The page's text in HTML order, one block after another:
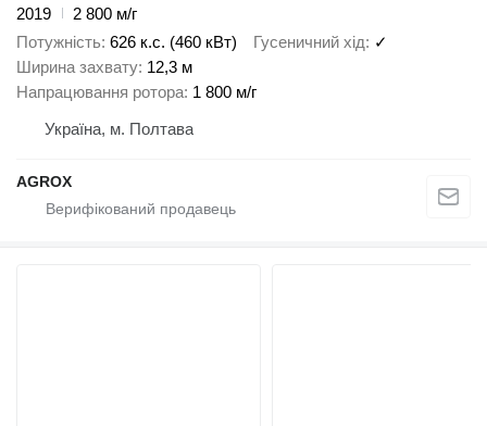
2019
2 800 м/г
Потужність 626 к.с. (460 кВт) Гусеничний хід ✓
Ширина захвату 12,3 м
Напрацювання ротора 1 800 м/г
Україна, м. Полтава
AGROX